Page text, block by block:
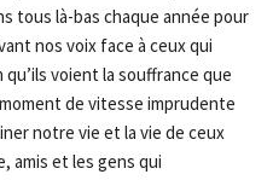
tous là-bas chaque année pour
nos voix face à ceux qui
voient la souffrance que
de vitesse imprudente
notre vie et la vie de ceux
amis et les gens qui